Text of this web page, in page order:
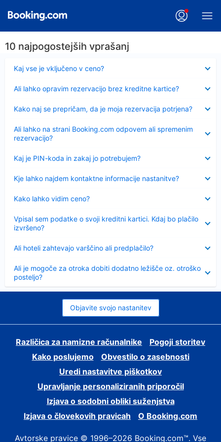
10 najpogostejših vprašanj
Kaj vse je vključeno v ceno?
Ali lahko opravim rezervacijo brez kreditne kartice?
Kako naj se prepričam, da je moja rezervacija potrjena?
Ali lahko na strani Booking.com odpovem ali spremenim
rezervacijo?
Kaj je PIN-koda in zakaj jo potrebujem?
Kje lahko najdem kontaktne informacije nastanitve?
Kako lahko vidim ceno?
Vpisal sem podatke o svoji kreditni kartici. Kdaj bo plačilo
izvršeno?
Ali hoteli zahtevajo varščino ali predplačilo?
Ali je mogoče za otroka dobiti dodatno ležišče oz. otroško
posteljo?
Objavite svojo nastanitev
Različica za namizne računalnike
Pogoji storitev
Kako poslujemo
Obvestilo o zasebnosti
Uredi nastavitve piškotkov
Upravljanje personaliziranih priporočil
Izjava o sodobni obliki suženjstva
Izjava o človekovih pravicah
O Booking.com
Avtorske pravice © 1996–2026 Booking.com™. Vse